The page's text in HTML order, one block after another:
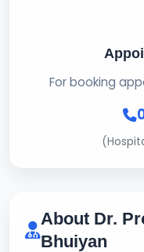
For booking
About Dr.
Bhuiyan